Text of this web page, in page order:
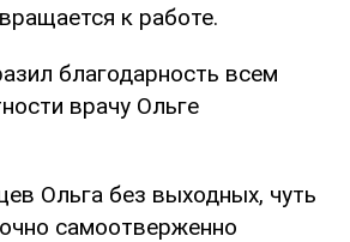
к работе.
благодарность всем
врачу Ольге
Ольга без выходных, чуть
самоотверженно